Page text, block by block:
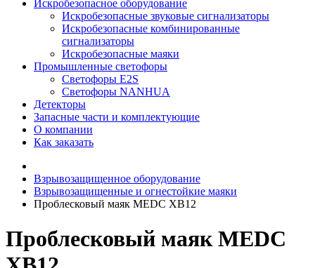
Искробезопасное оборудование
Искробезопасные звуковые сигнализаторы
Искробезопасные комбинированные
сигнализаторы
Искробезопасные маяки
Промышленные светофоры
Светофоры E2S
Светофоры NANHUA
Детекторы
Запасные части и комплектующие
О компании
Как заказать
Взрывозащищенное оборудование
Взрывозащищенные и огнестойкие маяки
Проблесковый маяк MEDC XB12
Проблесковый маяк MEDC